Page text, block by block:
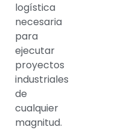
logística
necesaria
para
ejecutar
proyectos
industriales
de
cualquier
magnitud.